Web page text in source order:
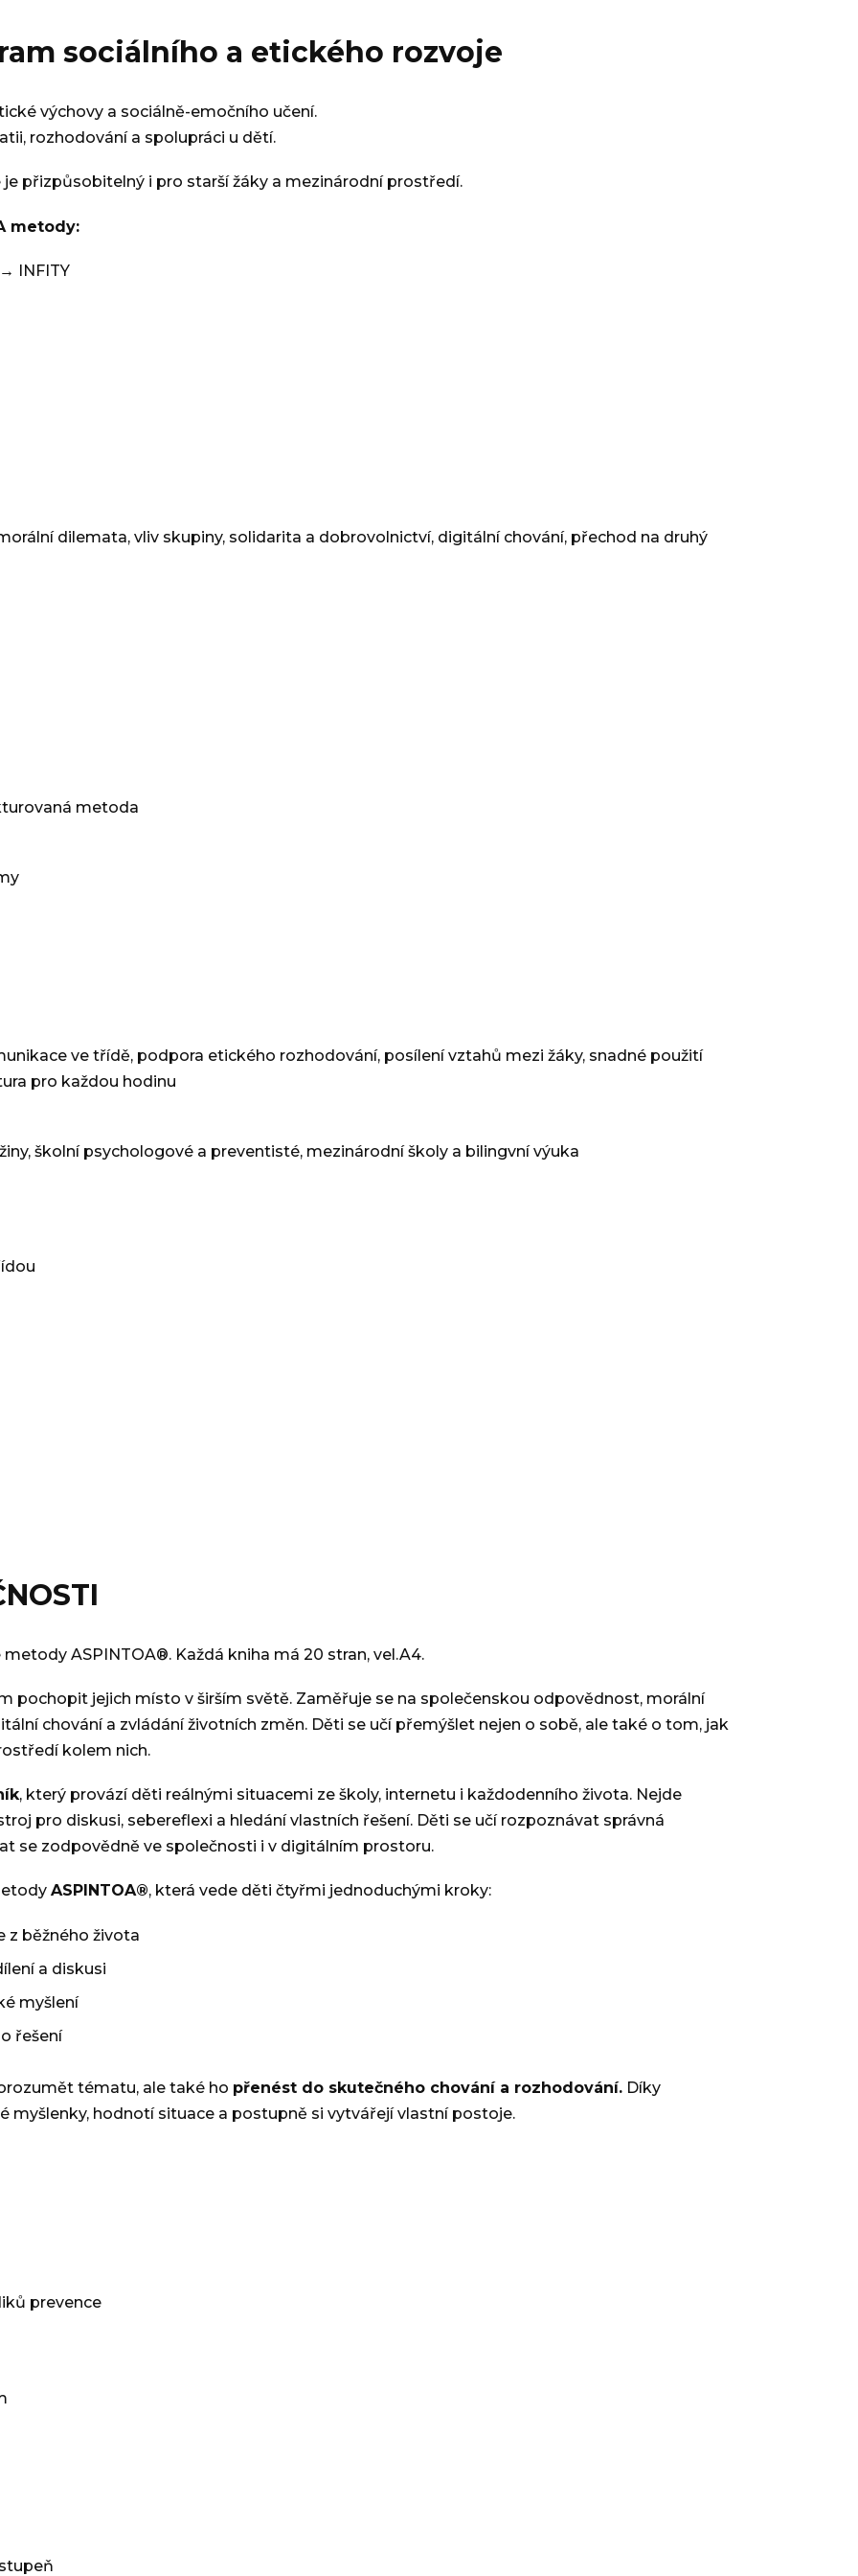
sociálního a etického rozvoje
výchovy a sociálně-emočního učení.
rozhodování a spolupráci u dětí.
je přizpůsobitelný i pro starší žáky a mezinárodní prostředí.
metody:
INFITY
dilemata, vliv skupiny, solidarita a dobrovolnictví, digitální chování, přechod na druhý
metoda
ve třídě, podpora etického rozhodování, posílení vztahů mezi žáky, snadné použití
pro každou hodinu
školní psychologové a preventisté, mezinárodní školy a bilingvní výuka
ASPINTOA®. Každá kniha má 20 stran, vel.A4.
pochopit jejich místo v širším světě. Zaměřuje se na společenskou odpovědnost, morální
chování a zvládání životních změn. Děti se učí přemýšlet nejen o sobě, ale také o tom, jak
kolem nich.
, který provází děti reálnými situacemi ze školy, internetu i každodenního života. Nejde
pro diskusi, sebereflexi a hledání vlastních řešení. Děti se učí rozpoznávat správná
se zodpovědně ve společnosti i v digitálním prostoru.
ASPINTOA®, která vede děti čtyřmi jednoduchými kroky:
z běžného života
a diskusi
myšlení
řešení
tématu, ale také ho přenést do skutečného chování a rozhodování. Díky
myšlenky, hodnotí situace a postupně si vytvářejí vlastní postoje.
prevence